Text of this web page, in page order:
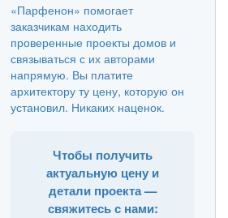
«Парфенон» помогает
заказчикам находить
проверенные проекты домов и
связываться с их авторами
напрямую. Вы платите
архитектору ту цену, которую он
установил. Никаких наценок.
Чтобы получить
актуальную цену и
детали проекта —
свяжитесь с нами: